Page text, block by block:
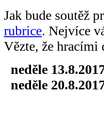
Jak bude soutěž
rubrice. Nejvíce
Vězte, že hracími
neděle
neděle